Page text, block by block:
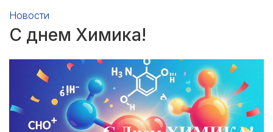
Новости
С днем Химика!